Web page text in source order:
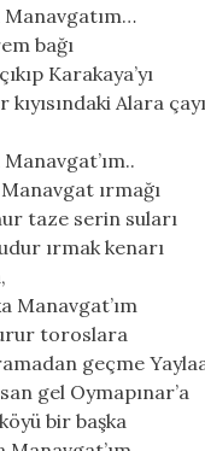
Manavgatım…
bağı
Karakaya’yı
Alara çayı
ırmağı
taze serin suları
ırmak kenarı
Manavgat’ım
toroslara
geçme
gel Oymapınar’a
bir başka